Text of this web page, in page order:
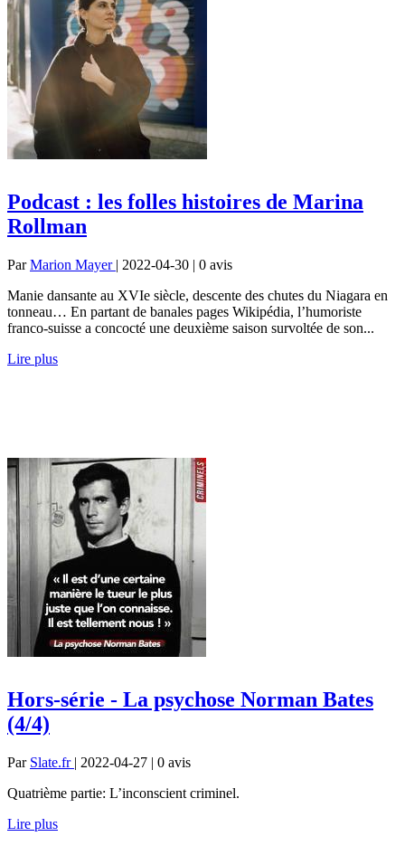
Podcast : les folles histoires de Marina
Rollman
ParMarion Mayer | 2022-04-30 | 0 avis
Manie dansante au XVIe siècle, descente des chutes du Niagara en
tonneau… En partant de banales pages Wikipédia, l’humoriste
franco-suisse a concocté une deuxième saison survoltée de son...
Lire plus
Hors-série - La psychose Norman Bates
(4/4)
Par Slate.fr | 2022-04-27 | 0 avis
Quatrième partie: L’inconscient criminel.
Lire plus